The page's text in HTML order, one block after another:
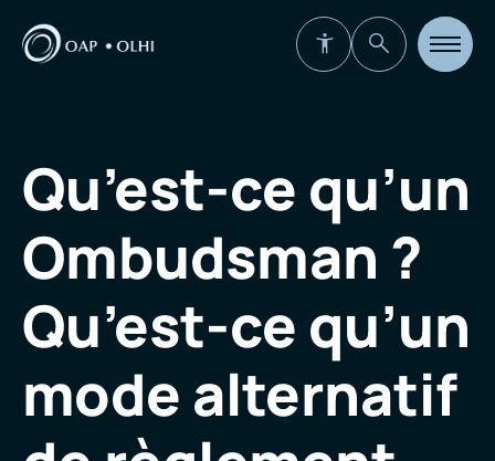
Ouvrir
la
Qu’est-ce qu’un
Ombudsman ?
Qu’est-ce qu’un
mode alternatif